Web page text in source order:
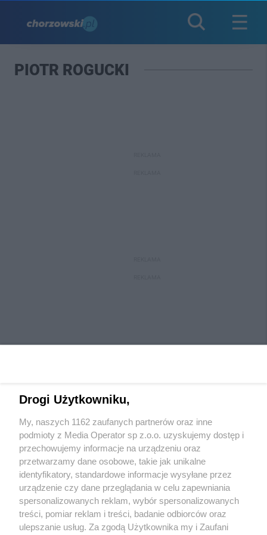
PIOTR ROGUCKI
Wydawca mediówlokalnych
Nie zapomnij
zapoznać się z:
polityką prywatności regulamin korzystania z portali
Twojemiasto Skontaktuj się z nami
Drogi Użytkowniku,
My, naszych 1162 zaufanych partnerów oraz inne
podmioty z Media Operator sp z.o.o. uzyskujemy dostęp i
przechowujemy informacje na urządzeniu oraz
przetwarzamy dane osobowe, takie jak unikalne
identyfikatory, standardowe informacje wysyłane przez
urządzenie czy dane przeglądania w celu zapewniania
spersonalizowanych reklam, wybór spersonalizowanych
treści, pomiar reklam i treści, badanie odbiorców oraz
ulepszanie usług. Za zgodą Użytkownika my i Zaufani